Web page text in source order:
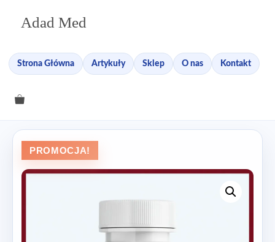
Adad Med
Strona Główna Artykuły Sklep O nas Kontakt
PROMOCJA!